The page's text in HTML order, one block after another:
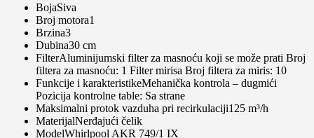
BojaSiva
Broj motora1
Brzina3
Dubina30 cm
FilterAluminijumski filter za masnoću koji se može prati Broj
filtera za masnoću: 1 Filter mirisa Broj filtera za miris: 10
Funkcije i karakteristikeMehanička kontrola – dugmići
Pozicija kontrolne table: Sa strane
Maksimalni protok vazduha pri recirkulaciji125 m³/h
MaterijalNerđajući čelik
ModelWhirlpool AKR 749/1 IX